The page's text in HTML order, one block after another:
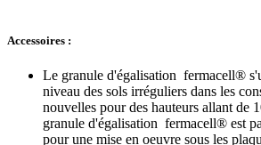
Accessoires :
Le granule d'égalisation fermacell®
niveau des sols irréguliers dans les
nouvelles pour des hauteurs allant de
granule d'égalisation fermacell® est
pour une mise en oeuvre sous les